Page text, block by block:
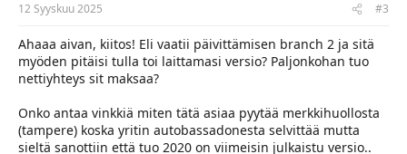
12 Syyskuu 2025 #3
Ahaaa aivan, kiitos! Eli vaatii päivittämisen branch 2 ja sitä
myöden pitäisi tulla toi laittamasi versio? Paljonkohan tuo
nettiyhteys sit maksaa?
Onko antaa vinkkiä miten tätä asiaa pyytää merkkihuollosta
(tampere) koska yritin autobassadonesta selvittää mutta
sieltä sanottiin että tuo 2020 on viimeisin julkaistu versio..